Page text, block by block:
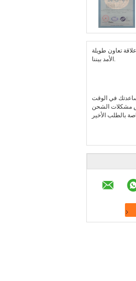
تعاون طويلة
الأمد بيننا.
في الوقت
مشكلات الشحن